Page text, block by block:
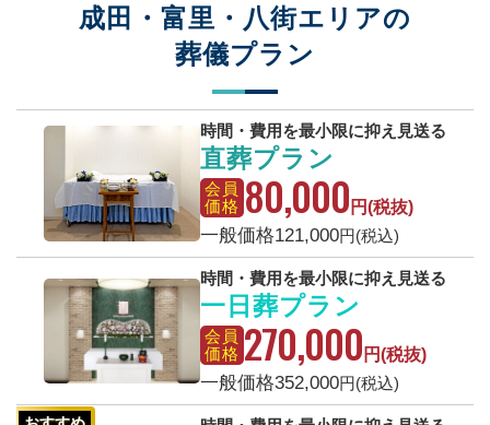
成田・富里・八街エリアの
葬儀プラン
時間・費用を最小限に抑え見送る
直葬プラン
会員
価格 80,000 円(税抜)
一般価格121,000円(税込)
時間・費用を最小限に抑え見送る
一日葬プラン
会員
価格 270,000 円(税抜)
一般価格352,000円(税込)